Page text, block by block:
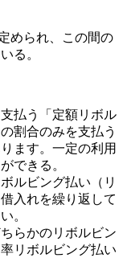
められ、この間の
る。
払う「定額リボル
割合のみを支払う
ます。一定の利用
できる。
ルビング払い（リ
入れを繰り返して
。
らかのリボルビン
リボルビング払い